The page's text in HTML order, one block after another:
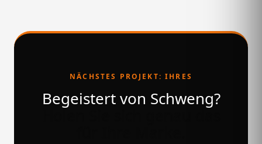
NÄCHSTES PROJEKT: IHRES
Begeistert von Schweng?